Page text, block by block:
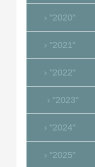
"2020"
"2021"
"2022"
"2023"
"2024"
"2025"